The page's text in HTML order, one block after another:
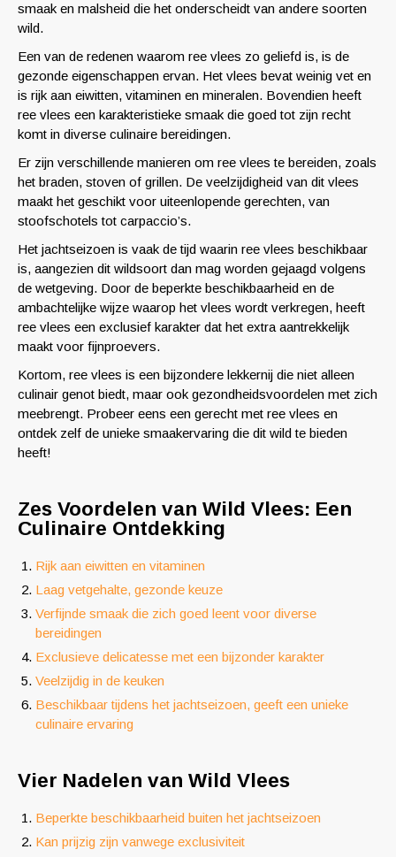
smaak en malsheid die het onderscheidt van andere soorten
wild.
Een van de redenen waarom ree vlees zo geliefd is, is de
gezonde eigenschappen ervan. Het vlees bevat weinig vet en
is rijk aan eiwitten, vitaminen en mineralen. Bovendien heeft
ree vlees een karakteristieke smaak die goed tot zijn recht
komt in diverse culinaire bereidingen.
Er zijn verschillende manieren om ree vlees te bereiden, zoals
het braden, stoven of grillen. De veelzijdigheid van dit vlees
maakt het geschikt voor uiteenlopende gerechten, van
stoofschotels tot carpaccio’s.
Het jachtseizoen is vaak de tijd waarin ree vlees beschikbaar
is, aangezien dit wildsoort dan mag worden gejaagd volgens
de wetgeving. Door de beperkte beschikbaarheid en de
ambachtelijke wijze waarop het vlees wordt verkregen, heeft
ree vlees een exclusief karakter dat het extra aantrekkelijk
maakt voor fijnproevers.
Kortom, ree vlees is een bijzondere lekkernij die niet alleen
culinair genot biedt, maar ook gezondheidsvoordelen met zich
meebrengt. Probeer eens een gerecht met ree vlees en
ontdek zelf de unieke smaakervaring die dit wild te bieden
heeft!
Zes Voordelen van Wild Vlees: Een
Culinaire Ontdekking
Rijk aan eiwitten en vitaminen
Laag vetgehalte, gezonde keuze
Verfijnde smaak die zich goed leent voor diverse
bereidingen
Exclusieve delicatesse met een bijzonder karakter
Veelzijdig in de keuken
Beschikbaar tijdens het jachtseizoen, geeft een unieke
culinaire ervaring
Vier Nadelen van Wild Vlees
Beperkte beschikbaarheid buiten het jachtseizoen
Kan prijzig zijn vanwege exclusiviteit